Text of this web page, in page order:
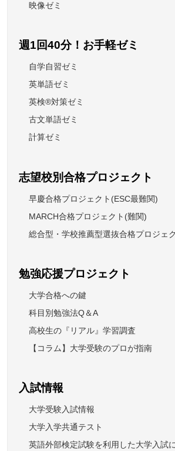
映像ゼミ
週1回40分！お手軽ゼミ
自学自習ゼミ
英単語ゼミ
英検®対策ゼミ
古文単語ゼミ
計算ゼミ
志望校別合格プロジェクト
早慶合格プロジェクト(ESC最難関)
MARCH合格プロジェクト(難関)
総合型・学校推薦型選抜合格プロジェ
勉強応援プロジェクト
大学合格への鍵
科目別勉強法Q＆A
高校生の『リアル』学習調査
【コラム】大学受験のプロが指南
入試情報
大学受験入試情報
大学入学共通テスト
英語外部検定試験を利用した大学入試